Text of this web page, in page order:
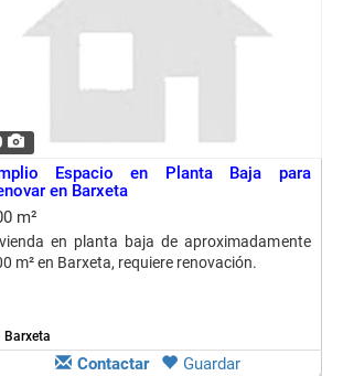
Espacio en Planta Baja para
en Barxeta
m²
en planta baja de aproximadamente
m² en Barxeta, requiere renovación.
Barxeta
Contactar Guardar